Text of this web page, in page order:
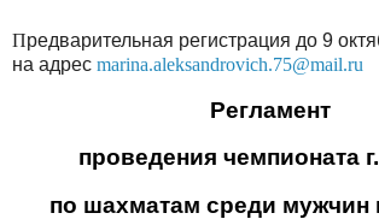
Предварительная регистрация до 9
на адрес marina.aleksandrovich.75@mail.ru
Регламент
проведения чемпионата
по шахматам среди мужчин